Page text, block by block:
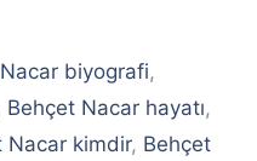
biyografi,
Behçet Nacar hayatı,
Nacar kimdir, Behçet